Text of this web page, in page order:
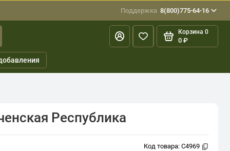
Поддержка 8(800)775-64-16
Корзина 0
0 ₽
Республика
Код товара: C4969